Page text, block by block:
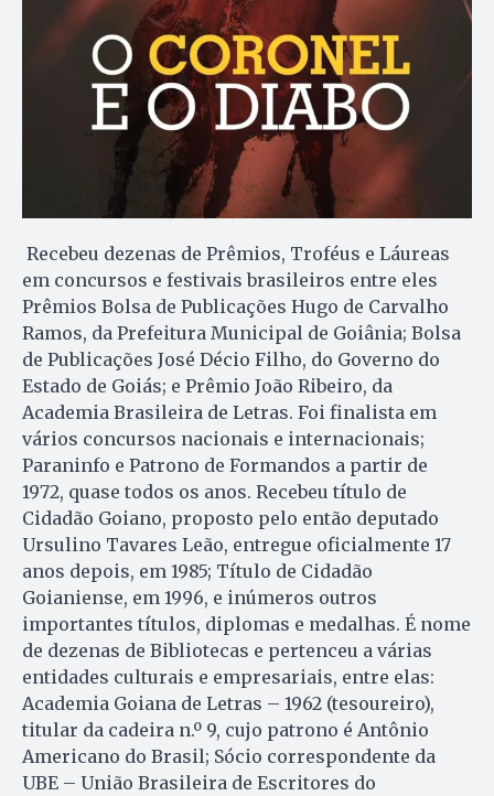
Recebeu dezenas de Prêmios, Troféus e Láureas
em concursos e festivais brasileiros entre eles
Prêmios Bolsa de Publicações Hugo de Carvalho
Ramos, da Prefeitura Municipal de Goiânia; Bolsa
de Publicações José Décio Filho, do Governo do
Estado de Goiás; e Prêmio João Ribeiro, da
Academia Brasileira de Letras. Foi finalista em
vários concursos nacionais e internacionais;
Paraninfo e Patrono de Formandos a partir de
1972, quase todos os anos. Recebeu título de
Cidadão Goiano, proposto pelo então deputado
Ursulino Tavares Leão, entregue oficialmente 17
anos depois, em 1985; Título de Cidadão
Goianiense, em 1996, e inúmeros outros
importantes títulos, diplomas e medalhas. É nome
de dezenas de Bibliotecas e pertenceu a várias
entidades culturais e empresariais, entre elas:
Academia Goiana de Letras – 1962 (tesoureiro),
titular da cadeira n.º 9, cujo patrono é Antônio
Americano do Brasil; Sócio correspondente da
UBE – União Brasileira de Escritores do